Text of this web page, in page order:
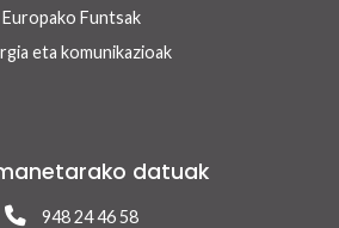
Europako Funtsak
eta komunikazioak
datuak
948 24 46 58